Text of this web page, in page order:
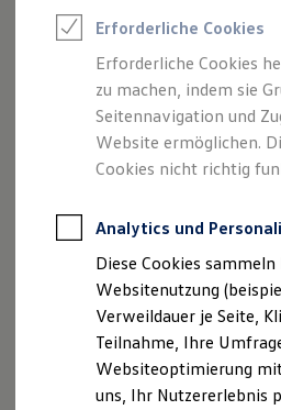
Saisonangebote
Leasing
Leasing-Angebote
Gebrauchtwagen
Junge
Elektroauto Leasing
Kleinwagen-
Leasing ohne
Autokredit mit
Versicherungen und
Kfz-Versicherung
Garantien
Wartungsverträge
Geschäftskunden
Professional Class
Großkunden
Behörden
Vielseitig,
Touran.
Erforderliche Cookies
Erforderliche Cookies
zu machen, indem sie
Seitennavigation und
Website ermöglichen.
Cookies nicht richtig
Analytics und
Diese Cookies
Websitenutzung
Verweildauer je Seite,
Teilnahme, Ihre
Websiteoptimierung
uns, Ihr Nutzererlebnis